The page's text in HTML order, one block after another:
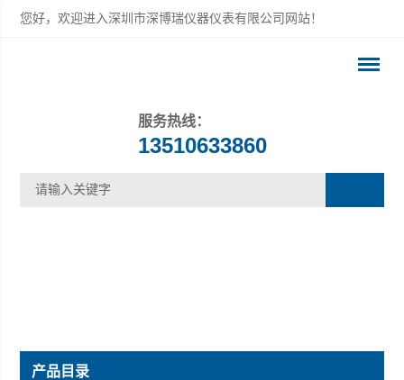
您好，欢迎进入深圳市深博瑞仪器仪表有限公司网站！
服务热线：
13510633860
产品目录